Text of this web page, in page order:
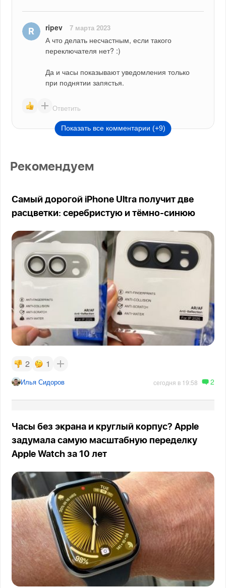
ripev 7 марта 2023
А что делать несчастным, если такого
переключателя нет? :)
Да и часы показывают уведомления только
при поднятии запястья.
Ответить
Показать все комментарии (+9)
Рекомендуем
Самый дорогой iPhone Ultra получит две
расцветки: серебристую и тёмно-синюю
2 1
Илья Сидоров сегодня в 19:58 2
Часы без экрана и круглый корпус? Apple
задумала самую масштабную переделку
Apple Watch за 10 лет